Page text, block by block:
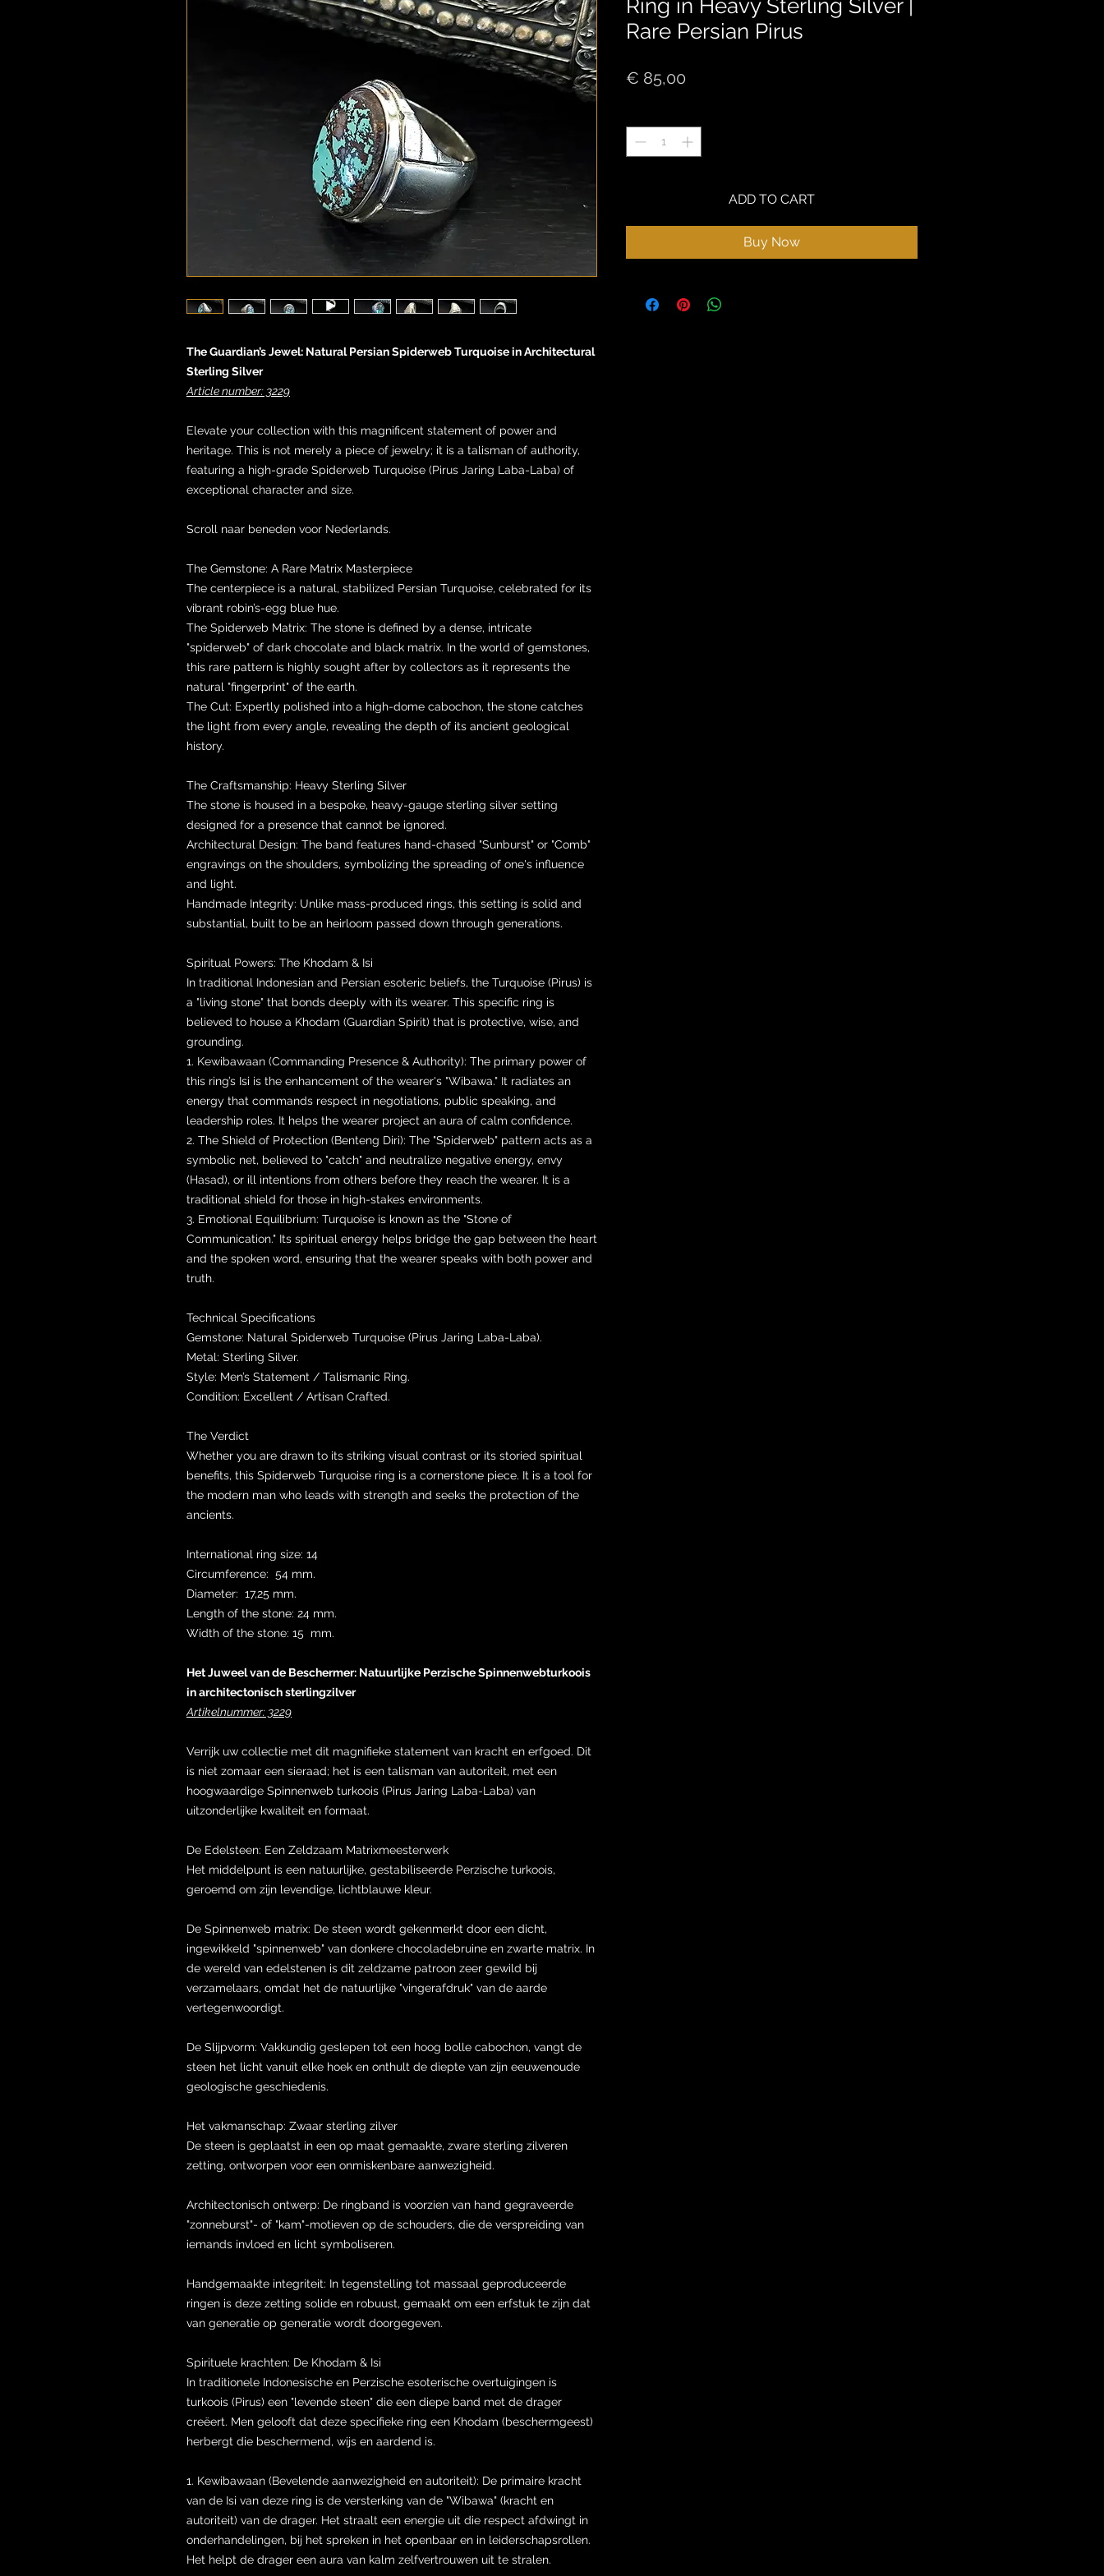
The Guardian’s Jewel: Natural Persian Spiderweb Turquoise in Architectural
Sterling Silver
Article number: 3229
Elevate your collection with this magnificent statement of power and
heritage. This is not merely a piece of jewelry; it is a talisman of authority,
featuring a high-grade Spiderweb Turquoise (Pirus Jaring Laba-Laba) of
exceptional character and size.
Scroll naar beneden voor Nederlands.
The Gemstone: A Rare Matrix Masterpiece
The centerpiece is a natural, stabilized Persian Turquoise, celebrated for its
vibrant robin’s-egg blue hue.
The Spiderweb Matrix: The stone is defined by a dense, intricate
"spiderweb" of dark chocolate and black matrix. In the world of gemstones,
this rare pattern is highly sought after by collectors as it represents the
natural "fingerprint" of the earth.
The Cut: Expertly polished into a high-dome cabochon, the stone catches
the light from every angle, revealing the depth of its ancient geological
history.
The Craftsmanship: Heavy Sterling Silver
The stone is housed in a bespoke, heavy-gauge sterling silver setting
designed for a presence that cannot be ignored.
Architectural Design: The band features hand-chased "Sunburst" or "Comb"
engravings on the shoulders, symbolizing the spreading of one's influence
and light.
Handmade Integrity: Unlike mass-produced rings, this setting is solid and
substantial, built to be an heirloom passed down through generations.
Spiritual Powers: The Khodam & Isi
In traditional Indonesian and Persian esoteric beliefs, the Turquoise (Pirus) is
a "living stone" that bonds deeply with its wearer. This specific ring is
believed to house a Khodam (Guardian Spirit) that is protective, wise, and
grounding.
1. Kewibawaan (Commanding Presence & Authority): The primary power of
this ring’s Isi is the enhancement of the wearer's "Wibawa." It radiates an
energy that commands respect in negotiations, public speaking, and
leadership roles. It helps the wearer project an aura of calm confidence.
2. The Shield of Protection (Benteng Diri): The "Spiderweb" pattern acts as a
symbolic net, believed to "catch" and neutralize negative energy, envy
(Hasad), or ill intentions from others before they reach the wearer. It is a
traditional shield for those in high-stakes environments.
3. Emotional Equilibrium: Turquoise is known as the "Stone of
Communication." Its spiritual energy helps bridge the gap between the heart
and the spoken word, ensuring that the wearer speaks with both power and
truth.
Technical Specifications
Gemstone: Natural Spiderweb Turquoise (Pirus Jaring Laba-Laba).
Metal: Sterling Silver.
Style: Men’s Statement / Talismanic Ring.
Condition: Excellent / Artisan Crafted.
The Verdict
Whether you are drawn to its striking visual contrast or its storied spiritual
benefits, this Spiderweb Turquoise ring is a cornerstone piece. It is a tool for
the modern man who leads with strength and seeks the protection of the
ancients.
International ring size: 14
Circumference: 54 mm.
Diameter: 17,25 mm.
Length of the stone: 24 mm.
Width of the stone: 15 mm.
Het Juweel van de Beschermer: Natuurlijke Perzische Spinnenwebturkoois
in architectonisch sterlingzilver
Artikelnummer: 3229
Verrijk uw collectie met dit magnifieke statement van kracht en erfgoed. Dit
is niet zomaar een sieraad; het is een talisman van autoriteit, met een
hoogwaardige Spinnenweb turkoois (Pirus Jaring Laba-Laba) van
uitzonderlijke kwaliteit en formaat.
De Edelsteen: Een Zeldzaam Matrixmeesterwerk
Het middelpunt is een natuurlijke, gestabiliseerde Perzische turkoois,
geroemd om zijn levendige, lichtblauwe kleur.
De Spinnenweb matrix: De steen wordt gekenmerkt door een dicht,
ingewikkeld "spinnenweb" van donkere chocoladebruine en zwarte matrix. In
de wereld van edelstenen is dit zeldzame patroon zeer gewild bij
verzamelaars, omdat het de natuurlijke "vingerafdruk" van de aarde
vertegenwoordigt.
De Slijpvorm: Vakkundig geslepen tot een hoog bolle cabochon, vangt de
steen het licht vanuit elke hoek en onthult de diepte van zijn eeuwenoude
geologische geschiedenis.
Het vakmanschap: Zwaar sterling zilver
De steen is geplaatst in een op maat gemaakte, zware sterling zilveren
zetting, ontworpen voor een onmiskenbare aanwezigheid.
Architectonisch ontwerp: De ringband is voorzien van hand gegraveerde
"zonneburst"- of "kam"-motieven op de schouders, die de verspreiding van
iemands invloed en licht symboliseren.
Handgemaakte integriteit: In tegenstelling tot massaal geproduceerde
ringen is deze zetting solide en robuust, gemaakt om een ​​erfstuk te zijn dat
van generatie op generatie wordt doorgegeven.
Spirituele krachten: De Khodam & Isi
In traditionele Indonesische en Perzische esoterische overtuigingen is
turkoois (Pirus) een "levende steen" die een diepe band met de drager
creëert. Men gelooft dat deze specifieke ring een Khodam (beschermgeest)
herbergt die beschermend, wijs en aardend is.
1. Kewibawaan (Bevelende aanwezigheid en autoriteit): De primaire kracht
van de Isi van deze ring is de versterking van de "Wibawa" (kracht en
autoriteit) van de drager. Het straalt een energie uit die respect afdwingt in
onderhandelingen, bij het spreken in het openbaar en in leiderschapsrollen.
Het helpt de drager een aura van kalm zelfvertrouwen uit te stralen.
Ring in Heavy Sterling Silver |
Rare Persian Pirus
€ 85,00
ADD TO CART
Buy Now